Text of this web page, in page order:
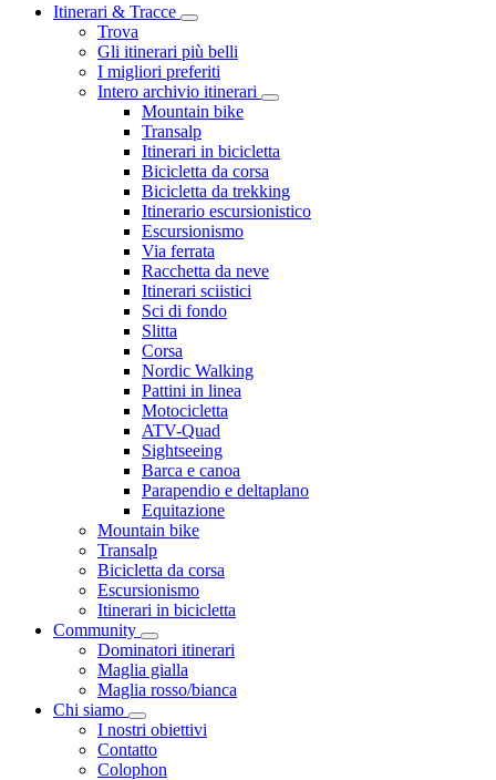
Itinerari & Tracce
Trova
Gli itinerari più belli
I migliori preferiti
Intero archivio itinerari
Mountain bike
Transalp
Itinerari in bicicletta
Bicicletta da corsa
Bicicletta da trekking
Itinerario escursionistico
Escursionismo
Via ferrata
Racchetta da neve
Itinerari sciistici
Sci di fondo
Slitta
Corsa
Nordic Walking
Pattini in linea
Motocicletta
ATV-Quad
Sightseeing
Barca e canoa
Parapendio e deltaplano
Equitazione
Mountain bike
Transalp
Bicicletta da corsa
Escursionismo
Itinerari in bicicletta
Community
Dominatori itinerari
Maglia gialla
Maglia rosso/bianca
Chi siamo
I nostri obiettivi
Contatto
Colophon